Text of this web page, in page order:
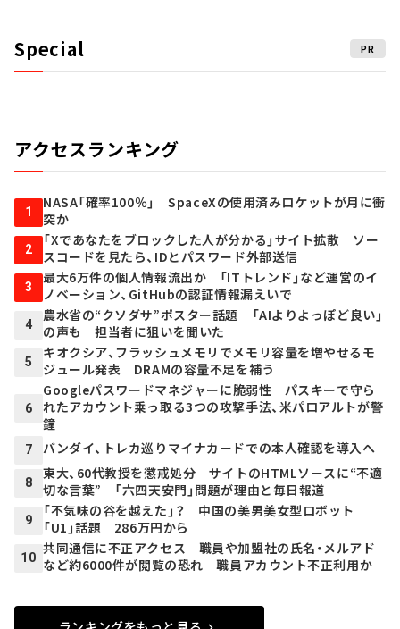
Special PR
アクセスランキング
1
NASA「確率100％」 SpaceXの使用済みロケットが月に衝
突か
2
「Xであなたをブロックした人が分かる」サイト拡散 ソー
スコードを見たら、IDとパスワード外部送信
3
最大6万件の個人情報流出か 「ITトレンド」など運営のイ
ノベーション、GitHubの認証情報漏えいで
4
農水省の“クソダサ”ポスター話題 「AIよりよっぽど良い」
の声も 担当者に狙いを聞いた
5
キオクシア、フラッシュメモリでメモリ容量を増やせるモ
ジュール発表 DRAMの容量不足を補う
6
Googleパスワードマネジャーに脆弱性 パスキーで守ら
れたアカウント乗っ取る3つの攻撃手法、米パロアルトが警
鐘
7 バンダイ、トレカ巡りマイナカードでの本人確認を導入へ
8
東大、60代教授を懲戒処分 サイトのHTMLソースに“不適
切な言葉” 「六四天安門」問題が理由と毎日報道
9
「不気味の谷を越えた」？ 中国の美男美女型ロボット
「U1」話題 286万円から
10
共同通信に不正アクセス 職員や加盟社の氏名・メルアド
など約6000件が閲覧の恐れ 職員アカウント不正利用か